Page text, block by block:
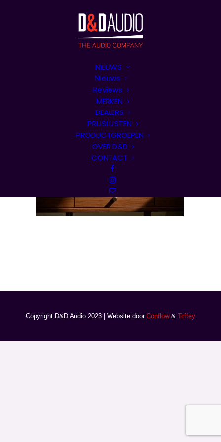
NIEUWS
Nieuws
Reviews
MERKEN
DEALERS
PRIJSLIJSTEN
PRODUCTGROEPEN
OVER D&D
CONTACT
Copyright D&D Audio 2023 | Website door Conflow& Toffey